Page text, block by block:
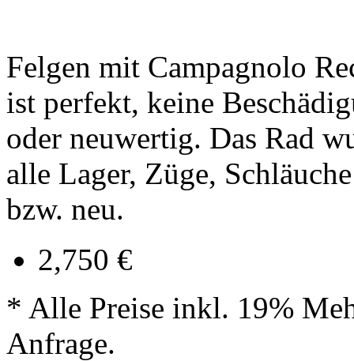
Felgen mit Campagnolo
ist perfekt, keine
oder neuwertig. Das Rad
alle Lager, Züge,
bzw. neu.
2,750 €
* Alle Preise inkl. 19%
Anfrage.